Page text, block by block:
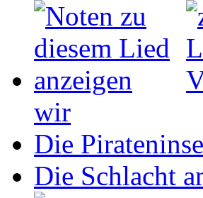
wir
Die
Die Schlacht